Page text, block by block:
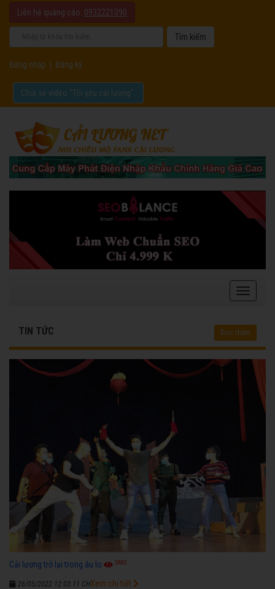
Liên hệ quảng cáo: 0932221090
Đăng nhập Đăng ký
Chia sẻ video "Tôi yêu cải lương".
TIN TỨC Đọc thêm
Cải lương trở lại trong âu lo 2882
26/05/2022 12:03:11 CHXem chi tiết